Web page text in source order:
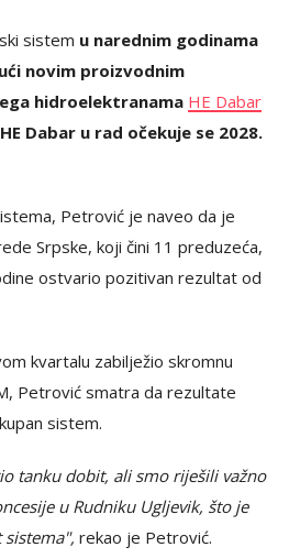
sistem u narednim godinama
novim proizvodnim
hidroelektranama HE Dabar
Dabar u rad očekuje se 2028.
Petrović je naveo da je
Srpske, koji čini 11 preduzeća,
ostvario pozitivan rezultat od
kvartalu zabilježio skromnu
Petrović smatra da rezultate
sistem.
tanku dobit, ali smo riješili važno
u Rudniku Ugljevik, što je
sistema", rekao je Petrović.